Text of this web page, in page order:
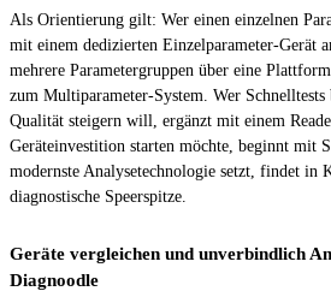
Als Orientierung gilt: Wer einen einzelnen
mit einem dedizierten Einzelparameter-Gerät
mehrere Parametergruppen über eine
zum Multiparameter-System. Wer Schnelltests
Qualität steigern will, ergänzt mit einem
Geräteinvestition starten möchte, beginnt mit
modernste Analysetechnologie setzt, findet in
diagnostische Speerspitze.
Geräte vergleichen und unverbindlich
Diagnoodle